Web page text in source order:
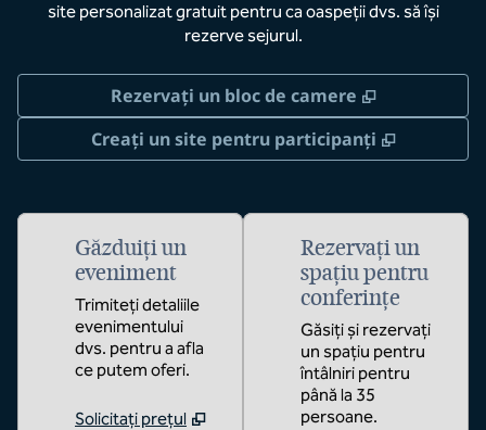
site personalizat gratuit pentru ca oaspeții dvs. să își
rezerve sejurul.
Rezervați un bloc de camere ,
Creați un site pentru participanți
,
Găzduiți un
eveniment
Trimiteți detaliile
evenimentului
dvs. pentru a afla
ce putem oferi.
Solicitați prețul
Rezervați un
spațiu pentru
conferințe
Găsiți și rezervați
un spațiu pentru
întâlniri pentru
până la 35
persoane.